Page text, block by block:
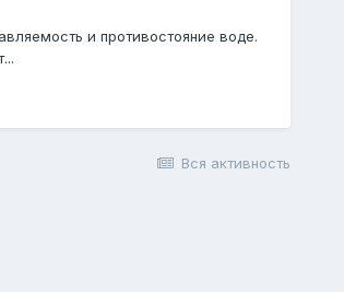
и противостояние воде.
Вся активность